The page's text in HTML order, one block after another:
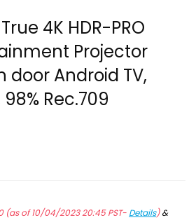
4K HDR-PRO
Projector
door Android TV,
Rec.709
(as of 10/04/2023 20:45 PST- Details)&